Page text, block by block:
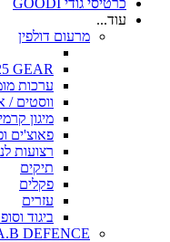
כרטיסי גודי GOODI
עוד...
מרעום דולפין
GEAR
ערכות
ווסטים /
מיגון קרמי
פאוצ'ים
רצועות
תיקים
פקלים
עזרים
ביגוד
DEFENCE